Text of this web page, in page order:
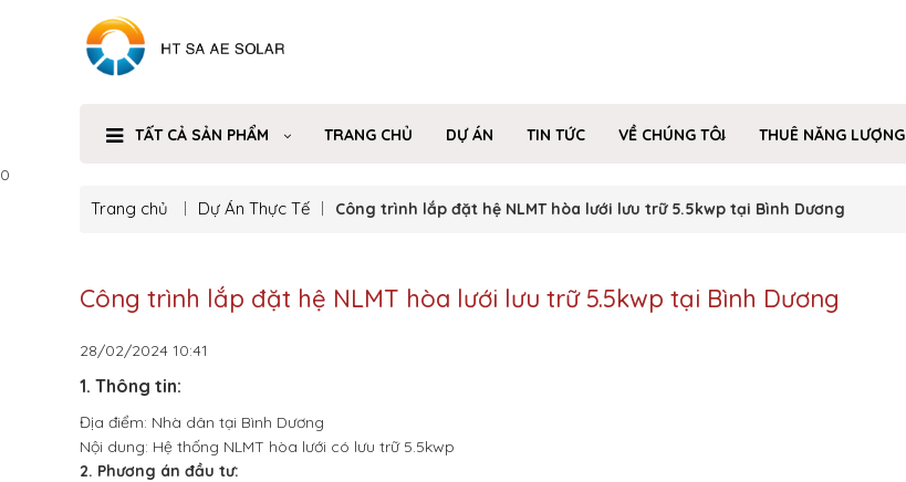
TẤT CẢ SẢN PHẨM TRANG CHỦ DỰ ÁN TIN TỨC VỀ CHÚNG TÔI THUÊ NĂNG LƯỢNG
0
Trang chủ Dự Án Thực Tế Công trình lắp đặt hệ NLMT hòa lưới lưu trữ 5.5kwp tại Bình Dương
Công trình lắp đặt hệ NLMT hòa lưới lưu trữ 5.5kwp tại Bình Dương
28/02/2024 10:41
1. Thông tin:
Địa điểm: Nhà dân tại Bình Dương
Nội dung: Hệ thống NLMT hòa lưới có lưu trữ 5.5kwp
2. Phương án đầu tư: